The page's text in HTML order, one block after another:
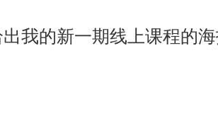
我的新一期线上课程的